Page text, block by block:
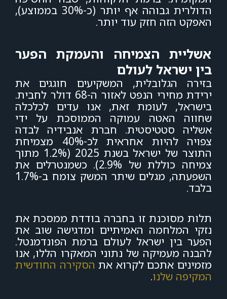
הדולרית גבוהה אף יותר (כ-30% בממוצע),
האפקט הזה חזק עוד יותר.
אשליית הצמיחה והעמקת הפער
בין ישראל לעולם
בזירה הגלובלית, המשקיעים חוגגים את
ירידת מחירי הנפט לאזור ה-68 דולר לחבית.
בישראל, לעומת זאת, אנו עדים לכלכלה
שחווה האטה עמוקה הממוסכת על ידי
אשליה סטטיסטית. חברת אנבידיה לבדה
צפויה להיות אחראית לכ-40% מצמיחת
התוצר של ישראל בשנת 2025 (1.2% מתוך
צמיחה כוללת של 2.9%). כשמנטרלים את
השפעתה, מגלים שיתר המשק צומח ב-1.7%
בלבד.
תלות מסוכנת זו בחברה בודדת ממסכת את
נזקי המלחמה האמיתיים ומדגישה שוב את
הפער בין ישראל לעולם ברמת הפונדמנטל.
להבנה מעמיקה של נתוני המאקרו הללו, אנו
מזמינים אתכם לקרוא את הסקירה החודשית
המקיפה שלנו.